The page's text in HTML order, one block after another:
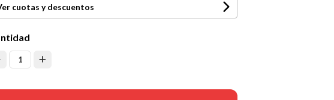
cuotas y descuentos
1